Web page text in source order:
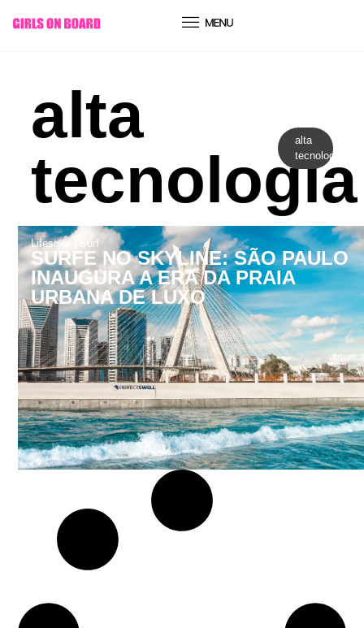
conteúdo
alta
tecnologia
alta
tecnologia
Lifestyle Surf
SURFE NO SKYLINE: SÃO PAULO
INAUGURA A ERA DA PRAIA
URBANA DE LUXO